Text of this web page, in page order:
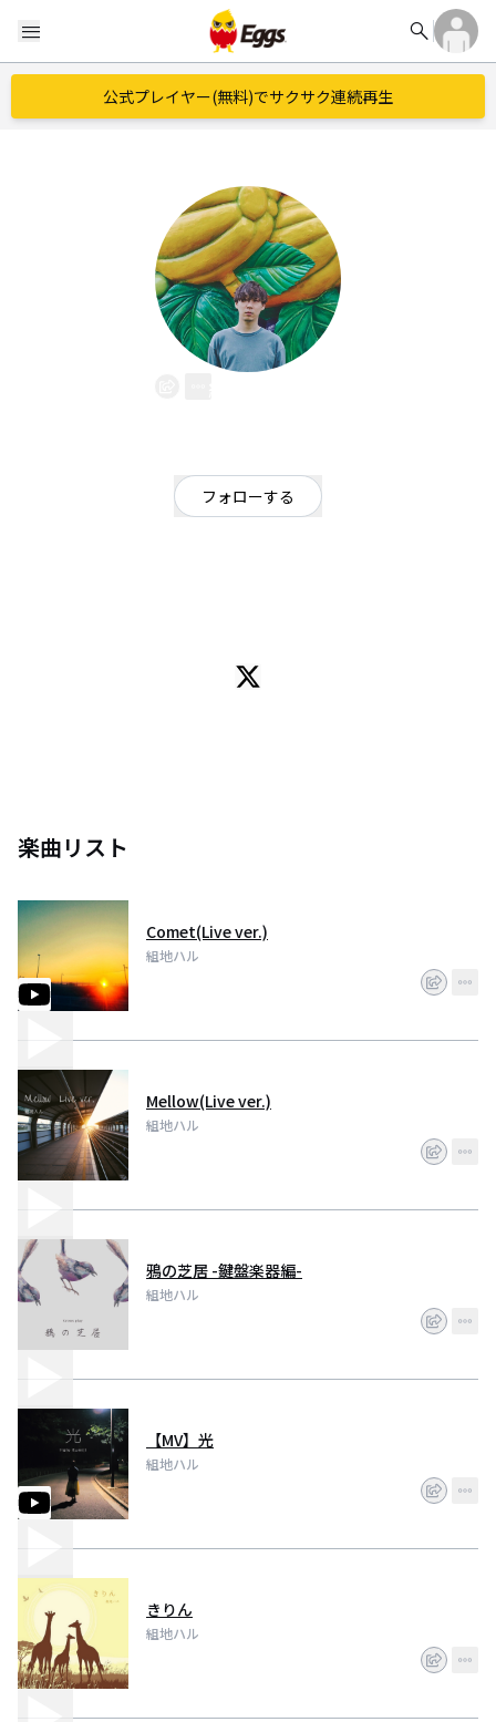
menu search
公式プレイヤー(無料)でサクサク連続再生
フォローする
幼少期よりピアノに関心があり、広島に戻った後クラシックピアノを11年間
5月に広島空港の音楽フェスで優勝し、10月には京都国際映画祭にイベント
楽曲リスト
Comet(Live ver.)
組地ハル
Mellow(Live ver.)
組地ハル
鴉の芝居 -鍵盤楽器編-
組地ハル
【MV】光
組地ハル
きりん
組地ハル